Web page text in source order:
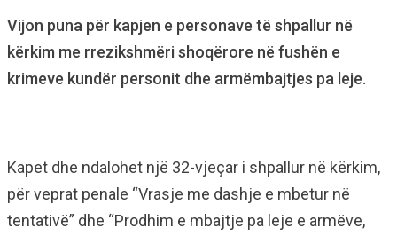
Vijon puna për kapjen e personave të shpallur në
kërkim me rrezikshmëri shoqërore në fushën e
krimeve kundër personit dhe armëmbajtjes pa leje.
Kapet dhe ndalohet një 32-vjeçar i shpallur në kërkim,
për veprat penale “Vrasje me dashje e mbetur në
tentativë” dhe “Prodhim e mbajtje pa leje e armëve,